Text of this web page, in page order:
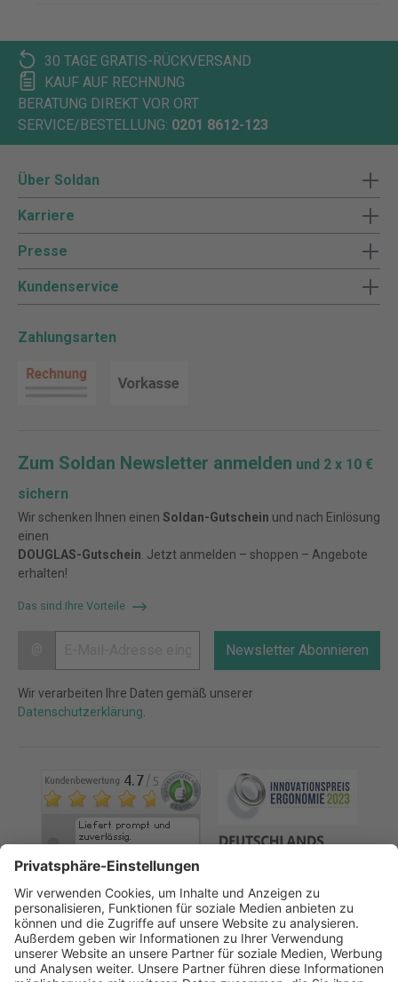
30 TAGE GRATIS-RÜCKVERSAND
KAUF AUF RECHNUNG
BERATUNG DIREKT VOR ORT
SERVICE/BESTELLUNG: 0201 8612-123
Über Soldan
Karriere
Presse
Kundenservice
Zahlungsarten
Zum Soldan Newsletter anmelden und 2 x 10 €
sichern
Wir schenken Ihnen einen Soldan-Gutschein und nach Einlösung
einen
DOUGLAS-Gutschein . Jetzt anmelden – shoppen – Angebote
erhalten!
Das sind Ihre Vorteile
Newsletter Abonnieren
Wir verarbeiten Ihre Daten gemäß unserer
Datenschutzerklärung